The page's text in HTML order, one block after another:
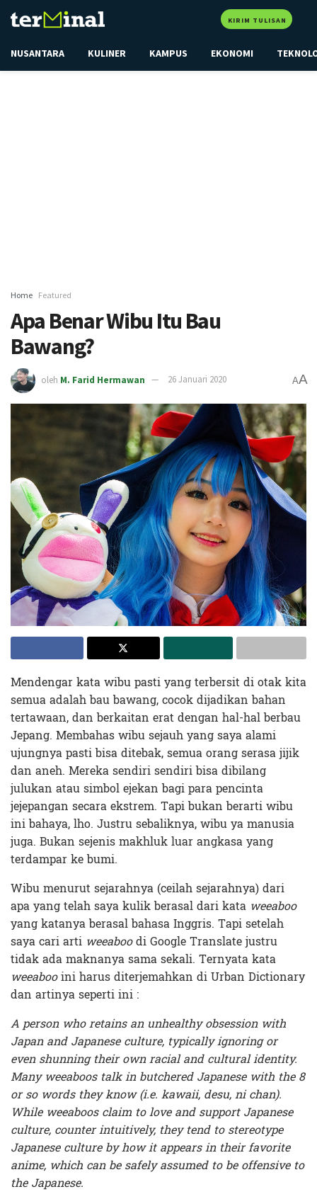
KIRIM TULISAN
NUSANTARA KULINER KAMPUS EKONOMI
Home Featured
Apa Benar Wibu Itu Bau
Bawang?
oleh M. Farid Hermawan 26 Januari 2020 AA
Mendengar kata wibu pasti yang terbersit di otak kita
semua adalah bau bawang, cocok dijadikan bahan
tertawaan, dan berkaitan erat dengan hal-hal berbau
Jepang. Membahas wibu sejauh yang saya alami
ujungnya pasti bisa ditebak, semua orang serasa jijik
dan aneh. Mereka sendiri sendiri bisa dibilang
julukan atau simbol ejekan bagi para pencinta
jejepangan secara ekstrem. Tapi bukan berarti wibu
ini bahaya, lho. Justru sebaliknya, wibu ya manusia
juga. Bukan sejenis makhluk luar angkasa yang
terdampar ke bumi.
Wibu menurut sejarahnya (ceilah sejarahnya) dari
apa yang telah saya kulik berasal dari kata weeaboo
yang katanya berasal bahasa Inggris. Tapi setelah
saya cari arti weeaboodi Google Translate justru
tidak ada maknanya sama sekali. Ternyata kata
weeabooini harus diterjemahkan di Urban Dictionary
dan artinya seperti ini :
A person who retains an unhealthy obsession with
Japan and Japanese culture, typically ignoring or
even shunning their own racial and cultural identity.
Many weeaboos talk in butchered Japanese with the 8
or so words they know (i.e. kawaii, desu, ni chan).
While weeaboos claim to love and support Japanese
culture, counter intuitively, they tend to stereotype
Japanese culture by how it appears in their favorite
anime, which can be safely assumed to be offensive to
the Japanese.